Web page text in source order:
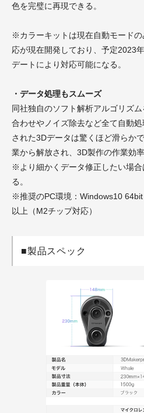
色を完璧に再現できる。​​
※カラーキットは現在自動モード
応が現在開発しており、予定2023
デートにより対応可能になる。
・データ処理もスムーズ
同社独自のソフト解析アルゴリズ
合わせやノイズ除去など全て自動
された3Dデータは驚くほど滑らか
業から解放され、3D製作の作業効
※より細かくデータ修正したい場
る。
※推奨のPC環境：Windows10
以上（M2チップ対応）​​
■製品スペック